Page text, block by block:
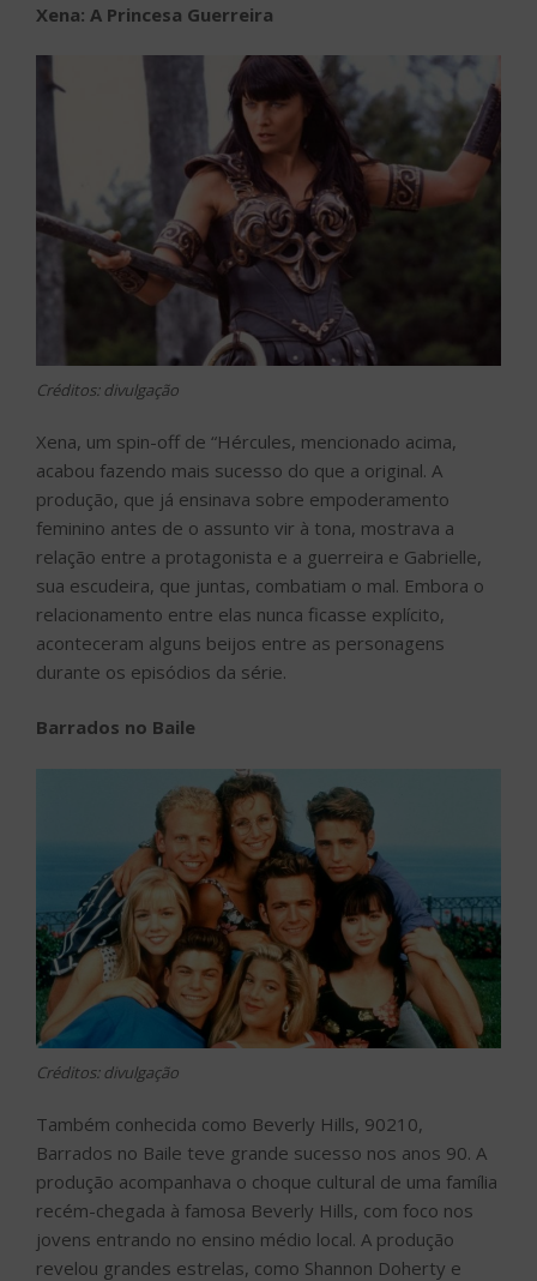
Xena: A Princesa Guerreira
Créditos: divulgação
Xena, um spin-off de “Hércules, mencionado acima,
acabou fazendo mais sucesso do que a original. A
produção, que já ensinava sobre empoderamento
feminino antes de o assunto vir à tona, mostrava a
relação entre a protagonista e a guerreira e Gabrielle,
sua escudeira, que juntas, combatiam o mal. Embora o
relacionamento entre elas nunca ficasse explícito,
aconteceram alguns beijos entre as personagens
durante os episódios da série.
Barrados no Baile
Créditos: divulgação
Também conhecida como Beverly Hills, 90210,
Barrados no Baile teve grande sucesso nos anos 90. A
produção acompanhava o choque cultural de uma família
recém-chegada à famosa Beverly Hills, com foco nos
jovens entrando no ensino médio local. A produção
revelou grandes estrelas, como Shannon Doherty e